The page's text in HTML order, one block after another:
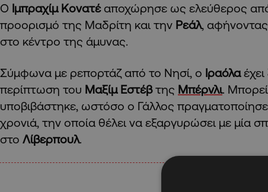
Ο Ιμπραχίμ Κονατέαποχώρησε ως ελεύθερος
προορισμό της Μαδρίτη και την Ρεάλ,
στο κέντρο της άμυνας.
Σύμφωνα με ρεπορτάζ από το Νησί, ο Ιραόλαέχει
περίπτωση του Μαξίμ Εστέβτης Μπέρνλι.
υποβιβάστηκε, ωστόσο ο Γάλλος
χρονιά, την οποία θέλει να εξαργυρώσει με μία
στο Λίβερπουλ.